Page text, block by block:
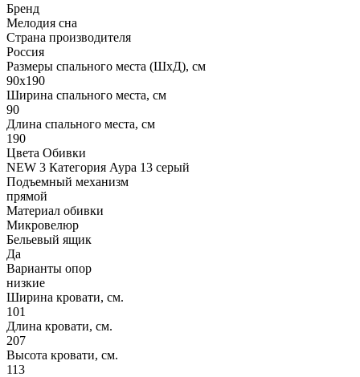
Бренд
Мелодия сна
Страна производителя
Россия
Размеры спального места (ШхД), см
90х190
Ширина спального места, см
90
Длина спального места, см
190
Цвета Обивки
NEW 3 Категория Аура 13 серый
Подъемный механизм
прямой
Материал обивки
Микровелюр
Бельевый ящик
Да
Варианты опор
низкие
Ширина кровати, см.
101
Длина кровати, см.
207
Высота кровати, см.
113